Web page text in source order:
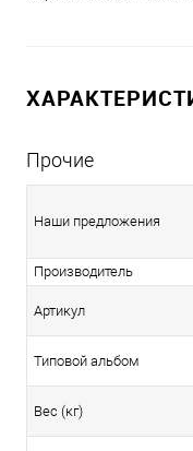
Прочие
Наши предложения
Производитель
Артикул
Типовой альбом
Вес (кг)